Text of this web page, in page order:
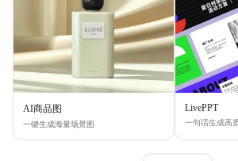
AI商品图
一键生成海量场景图
LivePPT
一句话生成高